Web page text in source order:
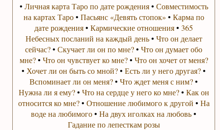
• Личная карта Таро по дате рождения• Совместимость
на картах Таро• Пасьянс «Девять стопок» • Карма по
дате рождения•Кармические отношения•365
Небесных посланий на каждый день• Что он делает
сейчас?•Скучает ли он по мне?•Что он думает обо
мне?• Что он чувствует ко мне?• Что он хочет от меня?
• Хочет ли он быть со мной?•Есть ли у него другая?•
Вспоминает ли он меня?•Что ждет меня с ним?•
Нужна ли я ему?• Что на сердце у него ко мне?• Как он
относится ко мне?• Отношение любимого к другой • На
воде на любимого•На двух иголках на любовь•
Гадание по лепесткам розы